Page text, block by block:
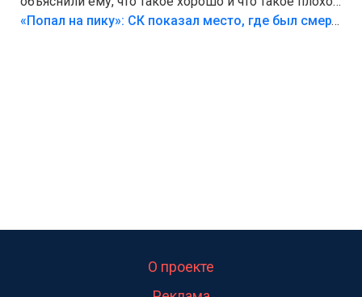
Лезть через такой забор,верх безумия,есть же
«Попал на пику»: СК показал место, где был смертельно травмирован ребенок в Тольятти
О проекте